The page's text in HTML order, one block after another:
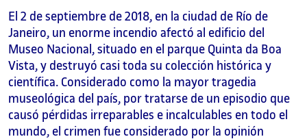
El 2 de septiembre de 2018, en la ciudad de Río de
Janeiro, un enorme incendio afectó al edificio del
Museo Nacional, situado en el parque Quinta da Boa
Vista, y destruyó casi toda su colección histórica y
científica. Considerado como la mayor tragedia
museológica del país, por tratarse de un episodio que
causó pérdidas irreparables e incalculables en todo el
mundo, el crimen fue considerado por la opinión